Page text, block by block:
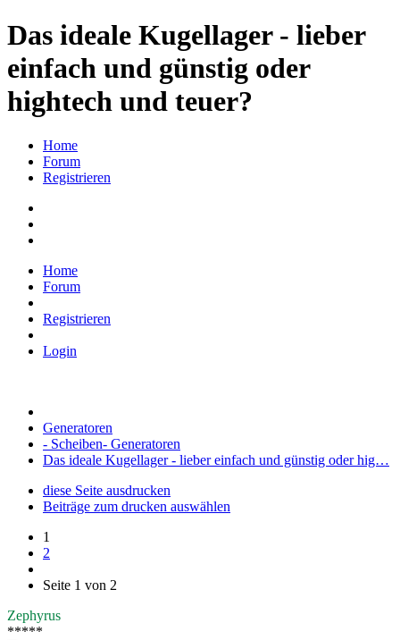
Das ideale Kugellager - lieber
einfach und günstig oder
hightech und teuer?
Home
Forum
Registrieren
Home
Forum
Registrieren
Login
Generatoren
- Scheiben- Generatoren
Das ideale Kugellager - lieber einfach und günstig oder hig…
diese Seite ausdrucken
Beiträge zum drucken auswählen
1
2
Seite 1 von 2
Zephyrus
*****